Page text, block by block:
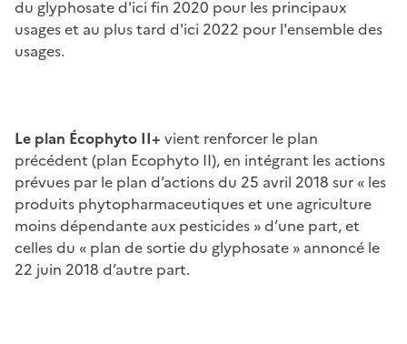
du glyphosate d'ici fin 2020 pour les principaux
usages et au plus tard d'ici 2022 pour l'ensemble des
usages.
Le plan Écophyto II+ vient renforcer le plan
précédent (plan Ecophyto II), en intégrant les actions
prévues par le plan d’actions du 25 avril 2018 sur « les
produits phytopharmaceutiques et une agriculture
moins dépendante aux pesticides » d’une part, et
celles du « plan de sortie du glyphosate » annoncé le
22 juin 2018 d’autre part.